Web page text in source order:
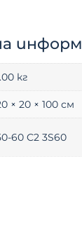
кг
× 20 × 100 см
60 C2 3S60